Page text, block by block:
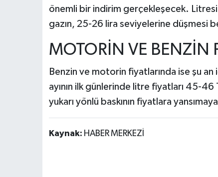
önemli bir indirim gerçekleşecek. Litresi
gazın, 25-26 lira seviyelerine düşmesi
MOTORİN VE BENZİN
Benzin ve motorin fiyatlarında ise şu
ayının ilk günlerinde litre fiyatları 45-
yukarı yönlü baskının fiyatlara
Kaynak: HABER MERKEZİ